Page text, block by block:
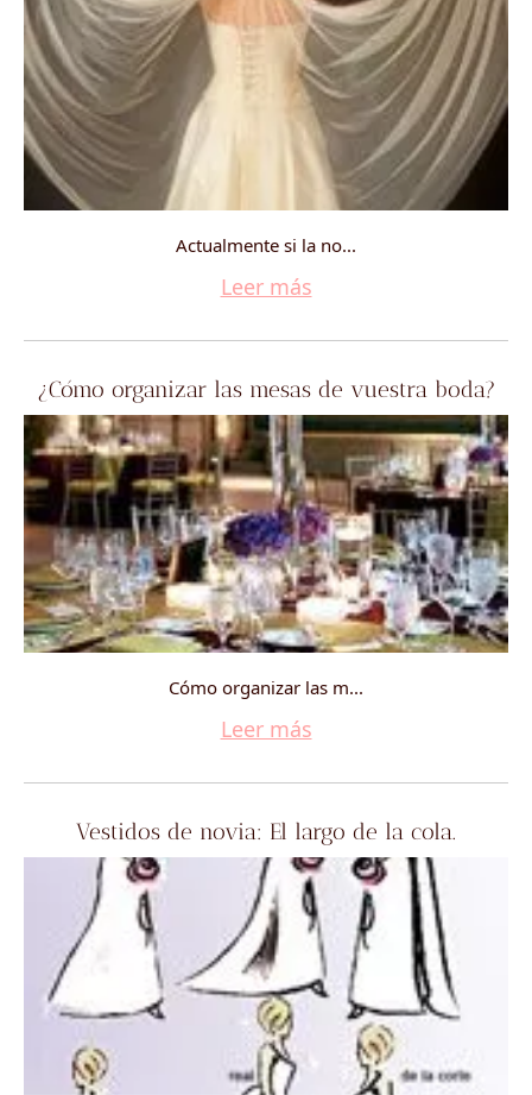
Actualmente si la no...
Leer más
¿Cómo organizar las mesas de vuestra boda?
Cómo organizar las m...
Leer más
Vestidos de novia: El largo de la cola.